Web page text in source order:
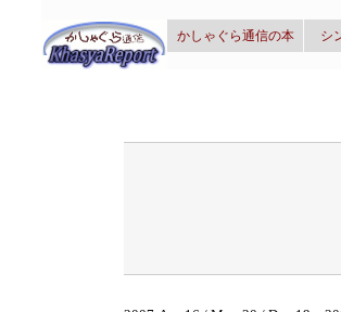
かしゃぐら通信の本 シ